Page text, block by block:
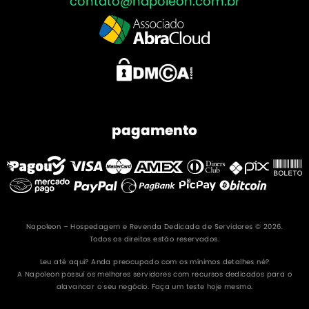
pagamento
Napoleon – Hospedagem e Revenda Dedicada de Servidores © 2026.
Todos os direitos estão reservados.
Leu até aqui? Anda preocupado com os mínimos detalhes né?
A Napoleon possuí os melhores servidores com recursos dedicados para o
alavancar o seu negócio. Faça um teste hoje mesmo.